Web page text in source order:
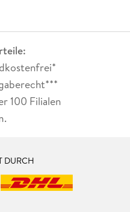
100 Filialen
DURCH